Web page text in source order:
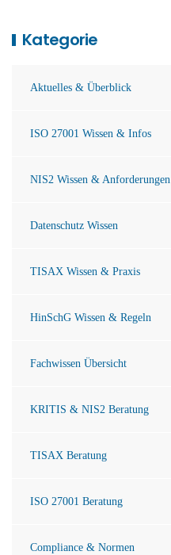
Kategorie
Aktuelles & Überblick
ISO 27001 Wissen & Infos
NIS2 Wissen & Anforderungen
Datenschutz Wissen
TISAX Wissen & Praxis
HinSchG Wissen & Regeln
Fachwissen Übersicht
KRITIS & NIS2 Beratung
TISAX Beratung
ISO 27001 Beratung
Compliance & Normen